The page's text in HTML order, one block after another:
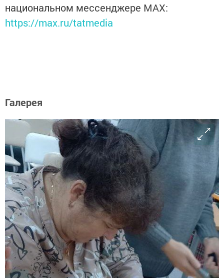
национальном мессенджере MАХ:
https://max.ru/tatmedia
Галерея